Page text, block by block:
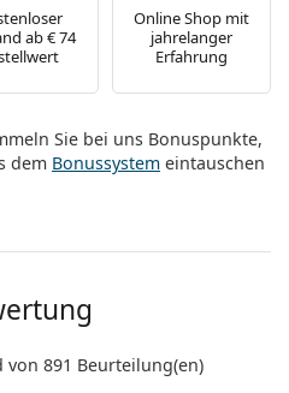
ab € 74
Online Shop mit
jahrelanger
Erfahrung
Sie bei uns Bonuspunkte,
dem Bonussystem eintauschen
891 Beurteilung(en)